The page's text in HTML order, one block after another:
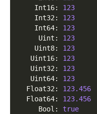
    Int16
:
123
    Int32
:
123
    Int64
:
123
     Uint
:
123
    Uint8
:
123
   Uint16
:
123
   Uint32
:
123
   Uint64
:
123
  Float32
:
123.456
  Float64
:
123.456
     Bool
:
true